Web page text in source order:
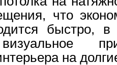
что
быстро, в
на